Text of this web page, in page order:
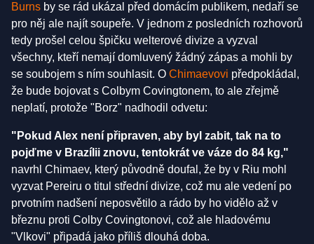
Burns by se rád ukázal před domácím publikem, nedaří se
pro něj ale najít soupeře. V jednom z posledních rozhovorů
tedy prošel celou špičku welterové divize a vyzval
všechny, kteří nemají domluvený žádný zápas a mohli by
se soubojem s ním souhlasit. O Chimaevovi předpokládal,
že bude bojovat s Colbym Covingtonem, to ale zřejmě
neplatí, protože "Borz" nadhodil odvetu:
"Pokud Alex není připraven, aby byl zabit, tak na to
pojďme v Brazílii znovu, tentokrát ve váze do 84 kg,"
navrhl Chimaev, který původně doufal, že by v Riu mohl
vyzvat Pereiru o titul střední divize, což mu ale vedení po
prvotním nadšení neposvětilo a rádo by ho vidělo až v
březnu proti Colby Covingtonovi, což ale hladovému
"Vlkovi" připadá jako příliš dlouhá doba.